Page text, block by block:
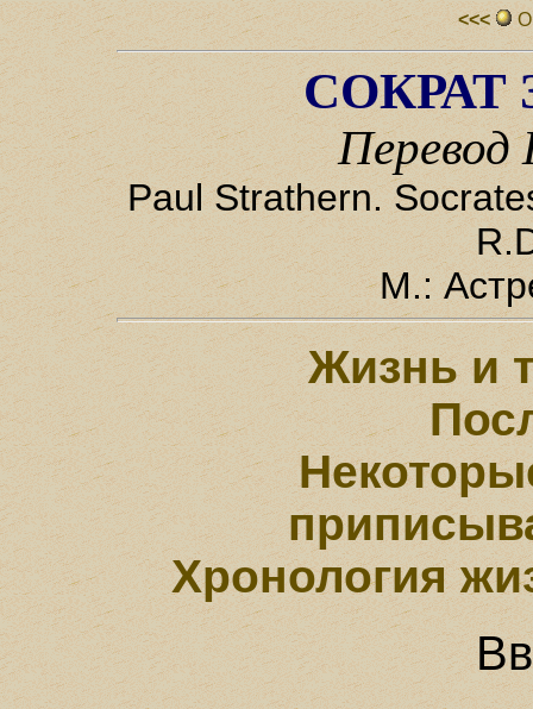
<<<
СОКРАТ
Перевод
Paul Strathern.
М.:
Жизнь и
Хронология